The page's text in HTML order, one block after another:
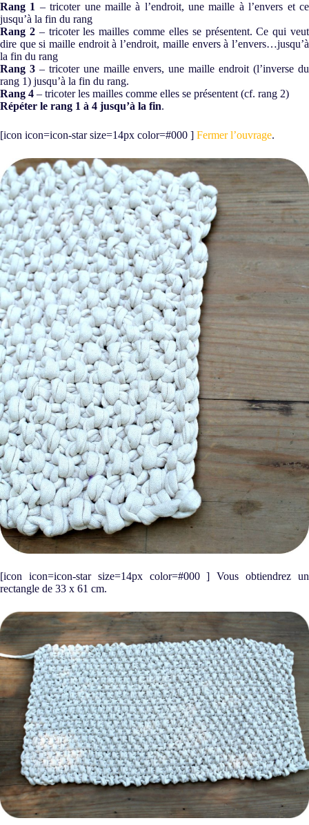
Rang 1 – tricoter une maille à l’endroit, une maille à l’envers et ce
jusqu’à la fin du rang
Rang 2– tricoter les mailles comme elles se présentent. Ce qui veut
dire que si maille endroit à l’endroit, maille envers à l’envers…jusqu’à
la fin du rang
Rang 3– tricoter une maille envers, une maille endroit (l’inverse du
rang 1) jusqu’à la fin du rang.
Rang 4 – tricoter les mailles comme elles se présentent (cf. rang 2)
Répéter le rang 1 à 4 jusqu’à la fin.
[icon icon=icon-star size=14px color=#000 ] Fermer l’ouvrage.
[icon icon=icon-star size=14px color=#000 ] Vous obtiendrez un
rectangle de 33 x 61 cm.